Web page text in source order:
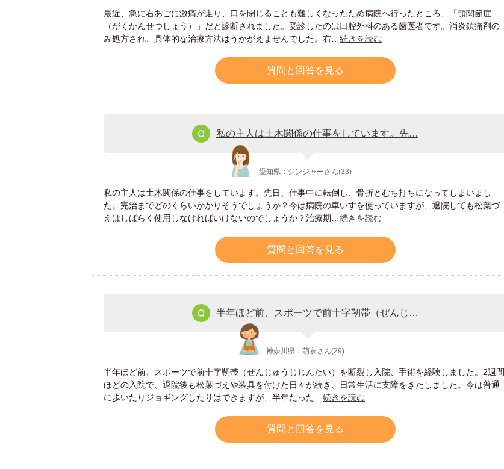
最近、急に右あごに激痛が走り、口を閉じることも難しくなったため病院へ行ったところ、「顎関節症
（がくかんせつしょう）」だと診断されました。受診したのは口腔外科のある歯医者です。消炎鎮痛剤の
み処方され、具体的な治療方法はうかがえませんでした。右…続きを読む
質問と回答を見る
私の主人は土木関係の仕事をしています。先…
愛知県：ジンジャーさん(33)
私の主人は土木関係の仕事をしています。先日、仕事中に転倒し、骨折とむち打ちになってしまいまし
た。完治までどのくらいかかりそうでしょうか？今は病院の車いすを使っていますが、退院しても松葉づ
えはしばらく使用しなければいけないのでしょうか？治療期…続きを読む
質問と回答を見る
半年ほど前、スポーツで前十字靭帯（ぜんじ…
神奈川県：萌衣さん(29)
半年ほど前、スポーツで前十字靭帯（ぜんじゅうじじんたい）を断裂し入院、手術を経験しました。2週間
ほどの入院で、退院後も松葉づえや装具を付けた日々が続き、日常生活に支障をきたしました。今は普通
に歩いたりジョギングしたりはできますが、半年たった…続きを読む
質問と回答を見る